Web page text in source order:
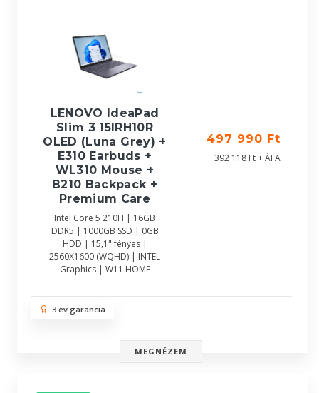
LENOVO IdeaPad
Slim 3 15IRH10R
OLED (Luna Grey) +
E310 Earbuds +
WL310 Mouse +
B210 Backpack +
Premium Care
Intel Core 5 210H | 16GB
DDR5 | 1000GB SSD | 0GB
HDD | 15,1" fényes |
2560X1600 (WQHD) | INTEL
Graphics | W11 HOME
497 990 Ft
392 118 Ft + ÁFA
3 év garancia
MEGNÉZEM